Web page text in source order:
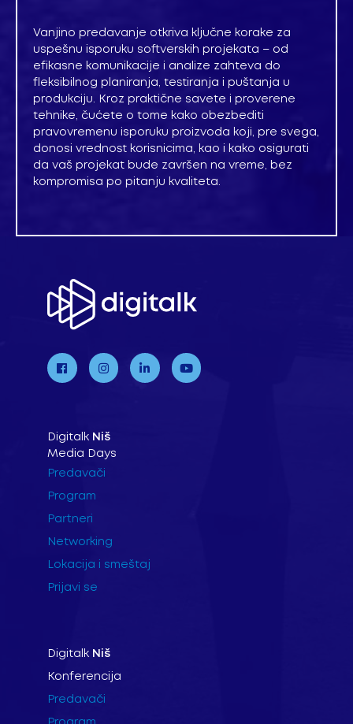
Vanjino predavanje otkriva ključne korake za
uspešnu isporuku softverskih projekata – od
efikasne komunikacije i analize zahteva do
fleksibilnog planiranja, testiranja i puštanja u
produkciju. Kroz praktične savete i proverene
tehnike, čućete o tome kako obezbediti
pravovremenu isporuku proizvoda koji, pre svega,
donosi vrednost korisnicima, kao i kako osigurati
da vaš projekat bude završen na vreme, bez
kompromisa po pitanju kvaliteta.
Digitalk Niš
Media Days
Predavači
Program
Partneri
Networking
Lokacija i smeštaj
Prijavi se
Digitalk Niš
Konferencija
Predavači